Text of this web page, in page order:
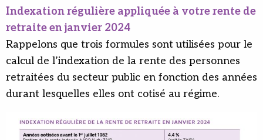
Indexation régulière appliquée à votre rente de
retraite en janvier 2024
Rappelons que trois formules sont utilisées pour le
calcul de l’indexation de la rente des personnes
retraitées du secteur public en fonction des années
durant lesquelles elles ont cotisé au régime.